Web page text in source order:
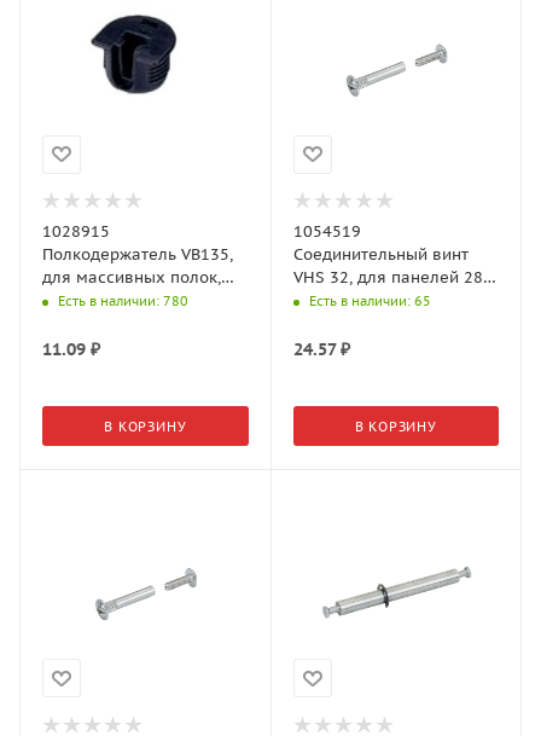
1028915
Полкодержатель VB135,
для массивных полок,
пластик черный
Есть в наличии: 780
11.09 ₽
В КОРЗИНУ
1054519
Соединительный винт
VHS 32, для панелей 28-
36мм.
Есть в наличии: 65
24.57₽
В КОРЗИНУ